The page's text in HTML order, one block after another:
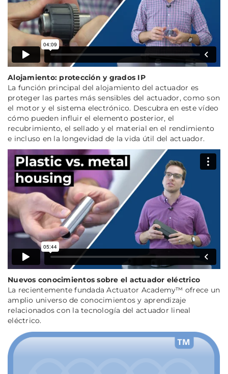
Alojamiento: protección y grados IP
La función principal del alojamiento del actuador es
proteger las partes más sensibles del actuador, como son
el motor y el sistema electrónico. Descubra en este vídeo
cómo pueden influir el elemento posterior, el
recubrimiento, el sellado y el material en el rendimiento
e incluso en la longevidad de la vida útil del actuador.
Nuevos conocimientos sobre el actuador eléctrico
La recientemente fundada Actuator Academy™ ofrece un
amplio universo de conocimientos y aprendizaje
relacionados con la tecnología del actuador lineal
eléctrico.